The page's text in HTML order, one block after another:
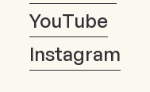
YouTube
Instagram